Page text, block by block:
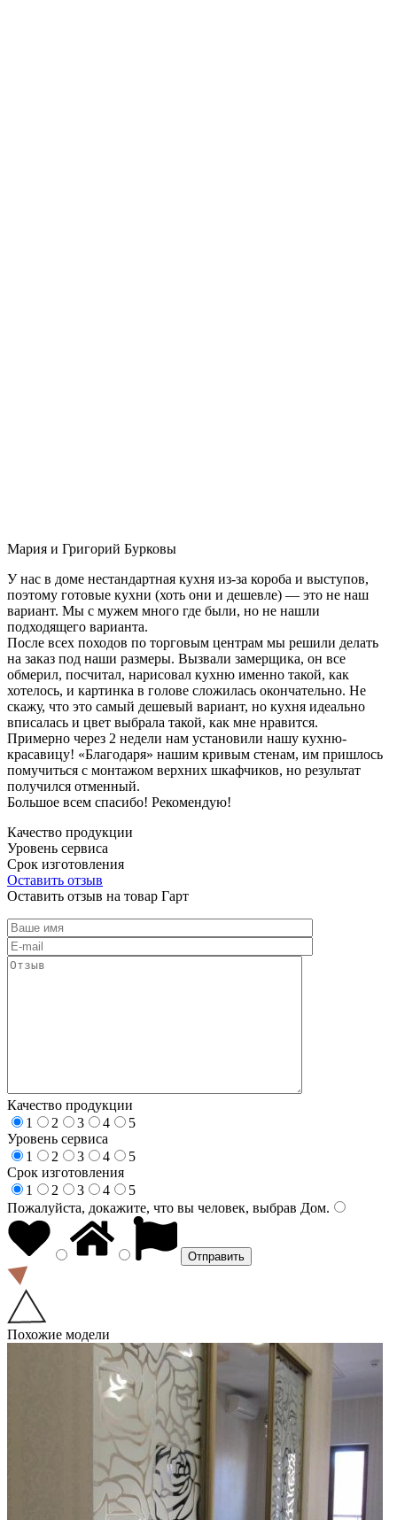
Мария и Григорий Бурковы
У нас в доме нестандартная кухня из-за короба и выступов,
поэтому готовые кухни (хоть они и дешевле) — это не наш
вариант. Мы с мужем много где были, но не нашли
подходящего варианта.
После всех походов по торговым центрам мы решили делать
на заказ под наши размеры. Вызвали замерщика, он все
обмерил, посчитал, нарисовал кухню именно такой, как
хотелось, и картинка в голове сложилась окончательно. Не
скажу, что это самый дешевый вариант, но кухня идеально
вписалась и цвет выбрала такой, как мне нравится.
Примерно через 2 недели нам установили нашу кухню-
красавицу! «Благодаря» нашим кривым стенам, им пришлось
помучиться с монтажом верхних шкафчиков, но результат
получился отменный.
Большое всем спасибо! Рекомендую!
Качество продукции
Уровень сервиса
Срок изготовления
Оставить отзыв
Оставить отзыв на товар Гарт
Качество продукции
1
2 3 4
5
Уровень сервиса
1
2 3 4
5
Срок изготовления
1
2 3 4
5
Пожалуйста, докажите, что вы человек, выбрав Дом.
Похожие модели